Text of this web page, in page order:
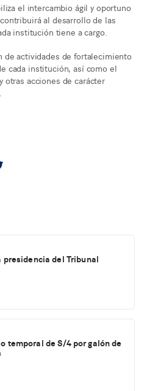
el intercambio ágil y oportuno
al desarrollo de las
institución tiene a cargo.
de actividades de fortalecimiento
cada institución, así como el
otras acciones de carácter
presidencia del Tribunal
temporal de S/4 por galón de